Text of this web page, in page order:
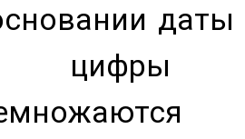
цифры